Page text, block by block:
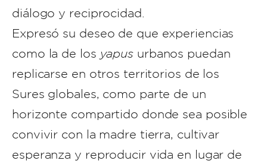
diálogo y reciprocidad.
Expresó su deseo de que experiencias
como la de los yapus urbanos puedan
replicarse en otros territorios de los
Sures globales, como parte de un
horizonte compartido donde sea posible
convivir con la madre tierra, cultivar
esperanza y reproducir vida en lugar de